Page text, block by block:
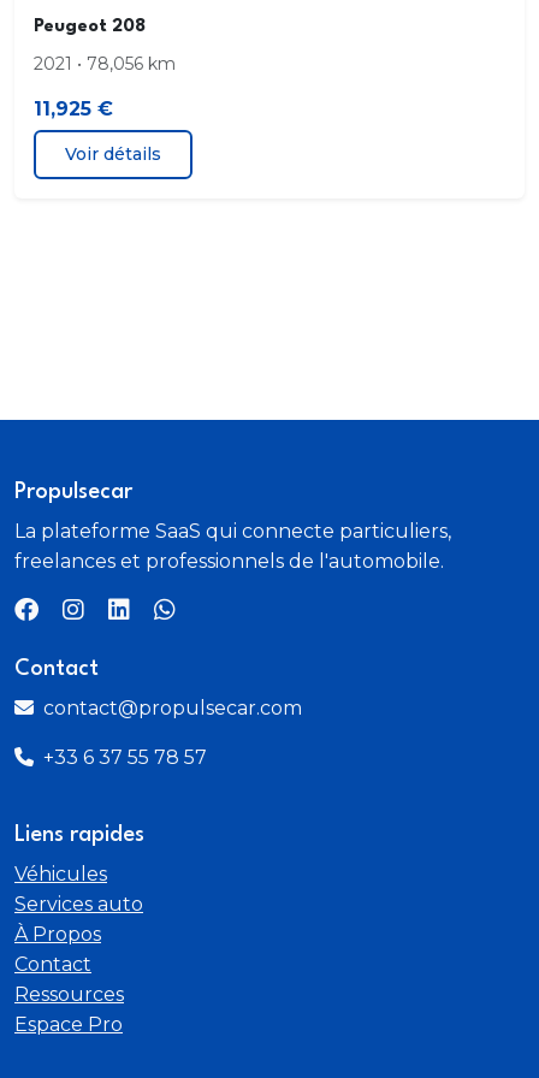
Mise à jour Over Air Mises à jour OTA
LED. ampoules feux de route LED
Port de chargement USB . position avant et
Système d aide au stationnement emplacement
Peugeot 208
2021 • 78,056 km
11,925 €
Voir détails
Propulsecar
La plateforme SaaS qui connecte particuliers,
freelances et professionnels de l'automobile.
Contact
contact@propulsecar.com
+33 6 37 55 78 57
Liens rapides
Véhicules
Services auto
À Propos
Contact
Ressources
Espace Pro